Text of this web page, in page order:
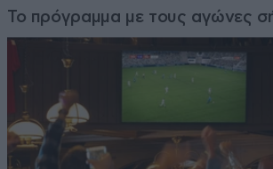
Το πρόγραμμα με τους αγώνες